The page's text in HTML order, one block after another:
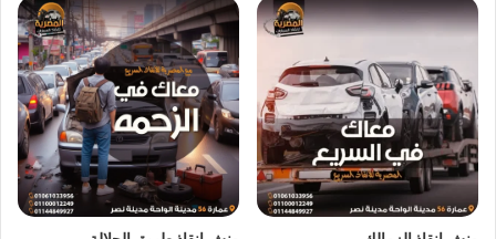
ارخص ونش انقاذ ، اسرع ونش انقاذ ، افضل ونش انقاذ ، اقرب ونش انقاذ ،
انقاذ السيارات ، انقاذ سيارات ، اوناش انقاذ السيارات ، تليفون ونش انقاذ ،
رقم ونش ، رقم ونش أنقاذ ، رقم ونش انقاذ ، ريكفري ، سحب سيارات ، سطحة
، سطحة سيارات ، نجدة طريق ، نقل سيارات ، ونش ، ونش امان ، ونش انقاذ
سريع ، ونش انقاذ قريب ، ونش سيارات ، ونش سيارة ، ونش طريق ، ونش
عربيات ، ونش نجدة ، ونش المصرية